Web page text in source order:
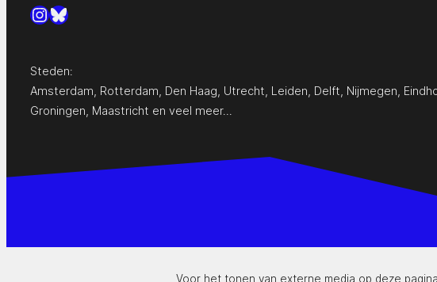
Voor het tonen van externe media op deze
Instagram
Bluesky
Steden:
Amsterdam Rotterdam Den Haag Utrecht Leiden Delft Nijmegen
Groningen Maastricht en veel meer…